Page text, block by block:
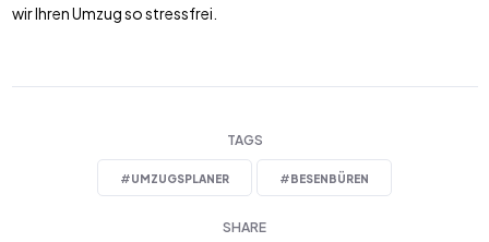
wir Ihren Umzug so stressfrei.
TAGS
#UMZUGSPLANER #BESENBÜREN
SHARE